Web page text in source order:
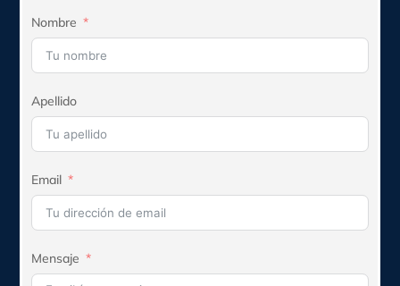
Nombre
Apellido
Email
Mensaje